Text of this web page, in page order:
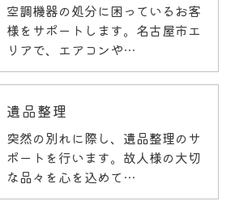
空調機器の処分に困っているお客
様をサポートします。名古屋市エ
リアで、エアコンや…
遺品整理
突然の別れに際し、遺品整理のサ
ポートを行います。故人様の大切
な品々を心を込めて…